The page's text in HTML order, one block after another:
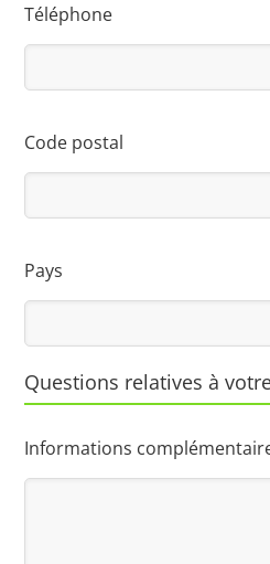
Téléphone
Code postal
Pays
Questions relatives à
Informations